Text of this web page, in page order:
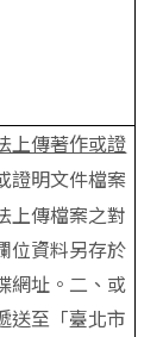
上傳著作或證
證明文件檔案
上傳檔案之對
位資料另存於
網址。二、或
送至「臺北市